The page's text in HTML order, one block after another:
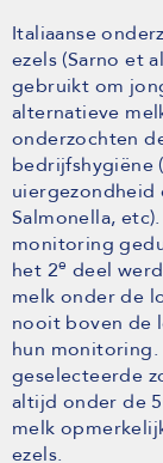
Italiaanse
ezels (Sarno et
gebruikt om
alternatieve
onderzochten
bedrijfshygiëne
uiergezondheid
Salmonella,
monitoring
het 2e deel
melk onder de
nooit boven de
hun
geselecteerde
altijd onder de
melk
ezels.